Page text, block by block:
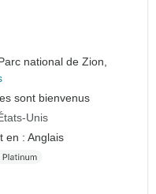
national de Zion,
sont bienvenus
Unis
en : Anglais